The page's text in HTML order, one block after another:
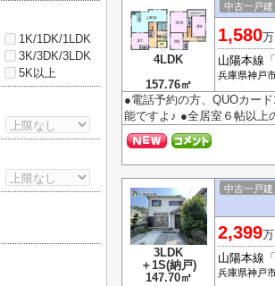
4LDK
157.76㎡
中古一戸建
1,580
山陽本線 「
兵庫県神戸
●電話予約の方、QUOカー
能ですよ♪ ●全居室６帖以上
3LDK
＋1S(納戸)
147.70㎡
中古一戸建
2,399
山陽本線 「
兵庫県神戸
1K/1DK/1LDK
3K/3DK/3LDK
5K以上